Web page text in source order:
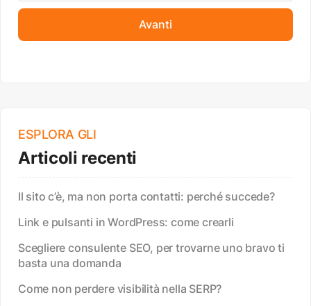
Avanti
ESPLORA GLI
Articoli recenti
Il sito c’è, ma non porta contatti: perché succede?
Link e pulsanti in WordPress: come crearli
Scegliere consulente SEO, per trovarne uno bravo ti
basta una domanda
Come non perdere visibilità nella SERP?